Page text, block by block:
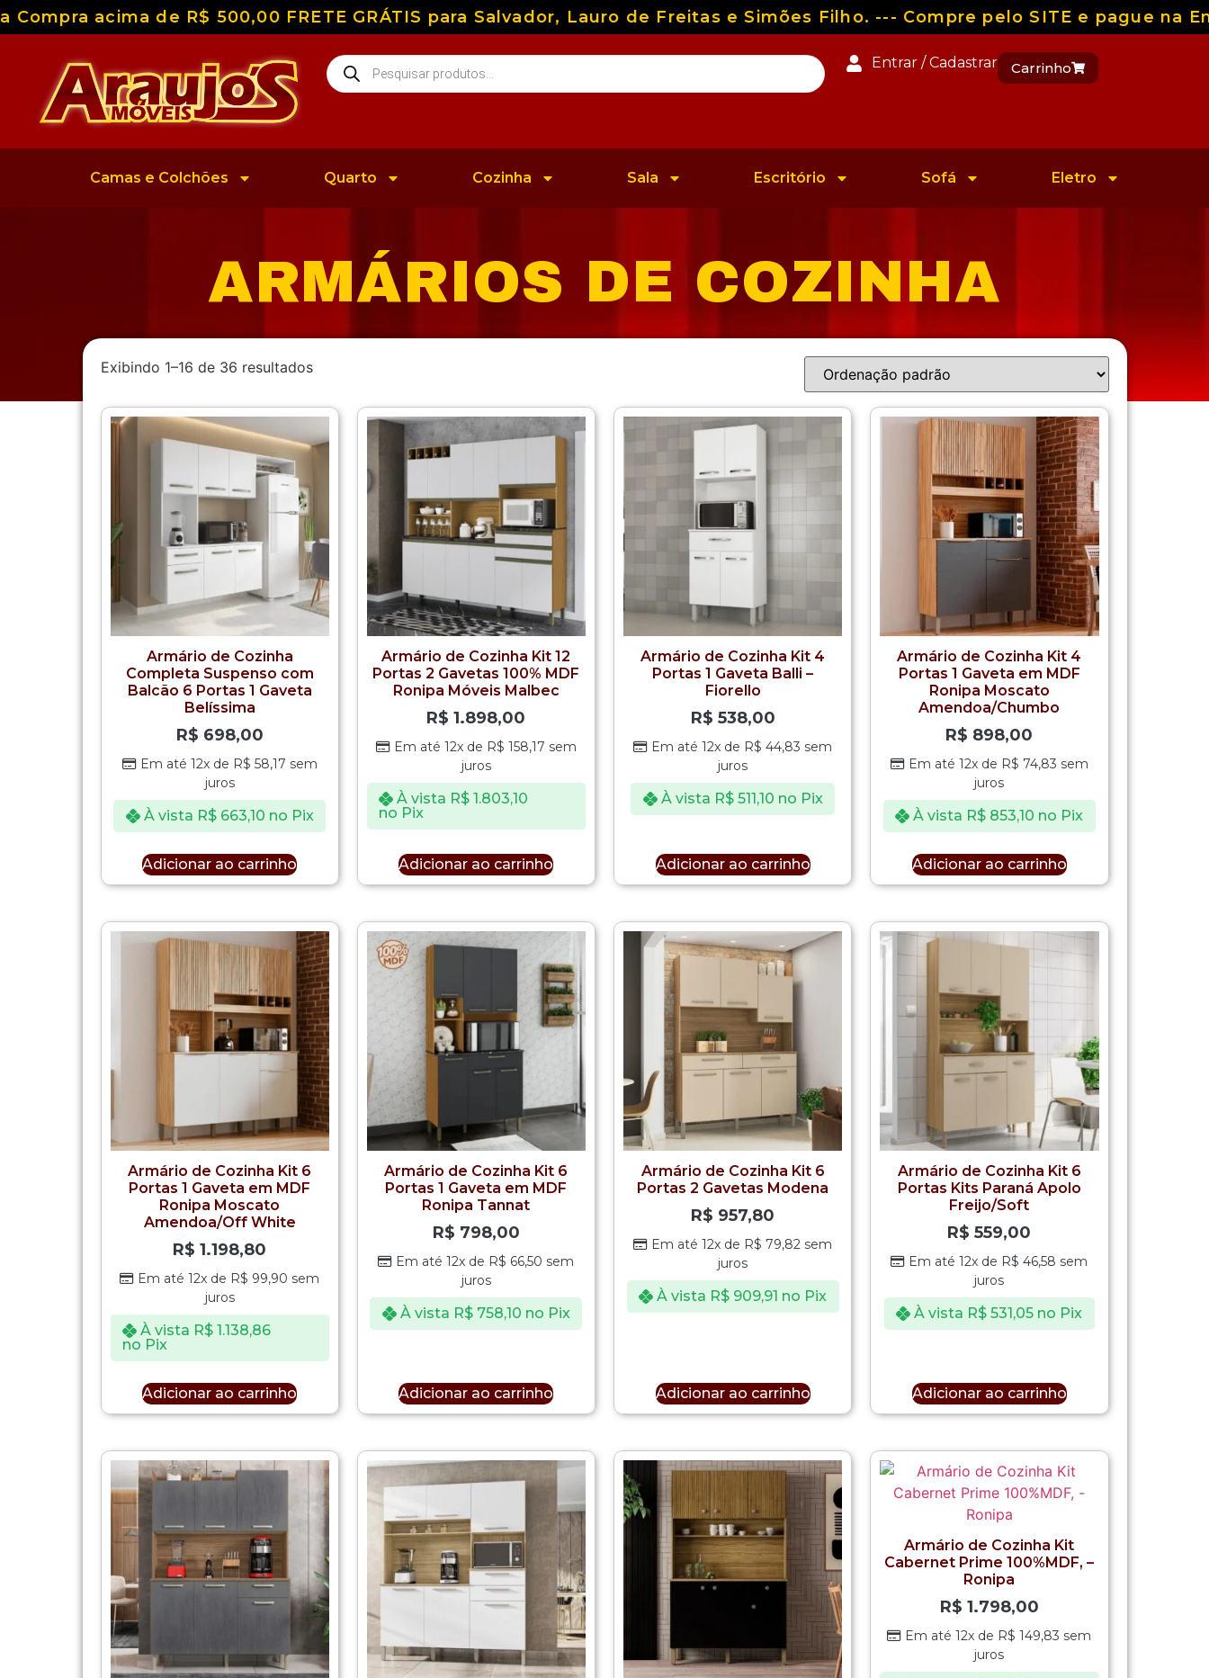
acima de R$ 500,00 FRETE GRÁTIS para Salvador, Lauro de Freitas e Simões Filho. --- Compre pelo SITE e pague na
Entrar / Cadastrar Carrinho
Camas e Colchões Quarto Cozinha Sala Escritório Sofá Eletro
ARMÁRIOS DE COZINHA
Exibindo 1–16 de 36 resultados
Armário de Cozinha
Completa Suspenso com
Balcão 6 Portas 1 Gaveta
Belíssima
R$ 698,00
Em até 12x de R$ 58,17 sem
juros
À vista R$663,10 no Pix
Adicionar ao carrinho
Armário de Cozinha Kit 12
Portas 2 Gavetas 100% MDF
Ronipa Móveis Malbec
R$ 1.898,00
Em até 12x de R$ 158,17 sem
juros
À vista R$ 1.803,10
no Pix
Adicionar ao carrinho
Armário de Cozinha Kit 4
Portas 1 Gaveta Balli –
Fiorello
R$ 538,00
Em até 12x de R$ 44,83 sem
juros
À vista R$511,10 no Pix
Adicionar ao carrinho
Armário de Cozinha Kit 4
Portas 1 Gaveta em MDF
Ronipa Moscato
Amendoa/Chumbo
R$ 898,00
Em até 12x de R$ 74,83 sem
juros
À vista R$ 853,10 no Pix
Adicionar ao carrinho
Armário de Cozinha Kit 6
Portas 1 Gaveta em MDF
Ronipa Moscato
Amendoa/Off White
R$ 1.198,80
Em até 12x de R$ 99,90 sem
juros
À vista R$ 1.138,86
no Pix
Adicionar ao carrinho
Armário de Cozinha Kit 6
Portas 1 Gaveta em MDF
Ronipa Tannat
R$ 798,00
Em até 12x de R$ 66,50 sem
juros
À vista R$758,10 no Pix
Adicionar ao carrinho
Armário de Cozinha Kit 6
Portas 2 Gavetas Modena
R$ 957,80
Em até 12x de R$ 79,82 sem
juros
À vista R$ 909,91 no Pix
Adicionar ao carrinho
Armário de Cozinha Kit 6
Portas Kits Paraná Apolo
Freijo/Soft
R$ 559,00
Em até 12x de R$ 46,58 sem
juros
À vista R$ 531,05 no Pix
Adicionar ao carrinho
Armário de Cozinha Kit
Cabernet Prime 100%MDF, –
Ronipa
R$ 1.798,00
Em até 12x de R$ 149,83 sem
juros